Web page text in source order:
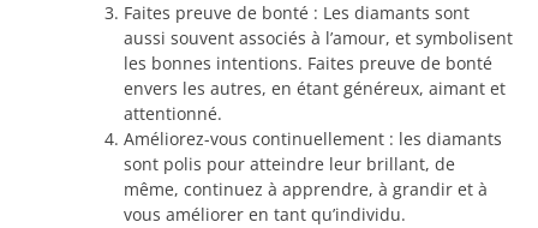
Faites preuve de bonté : Les diamants sont
aussi souvent associés à l’amour, et symbolisent
les bonnes intentions. Faites preuve de bonté
envers les autres, en étant généreux, aimant et
attentionné.
Améliorez-vous continuellement : les diamants
sont polis pour atteindre leur brillant, de
même, continuez à apprendre, à grandir et à
vous améliorer en tant qu’individu.